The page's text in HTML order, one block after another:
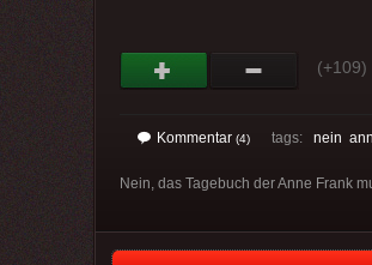
(+109)
Kommentar (4) tags: nein
Nein, das Tagebuch der Anne Frank